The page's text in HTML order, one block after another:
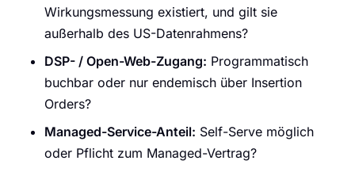
Wirkungsmessung existiert, und gilt sie
außerhalb des US-Datenrahmens?
DSP- / Open-Web-Zugang: Programmatisch
buchbar oder nur endemisch über Insertion
Orders?
Managed-Service-Anteil: Self-Serve möglich
oder Pflicht zum Managed-Vertrag?